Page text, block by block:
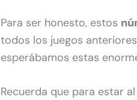
Para ser honesto, estos
todos los juegos
esperábamos estas
Recuerda que para estar